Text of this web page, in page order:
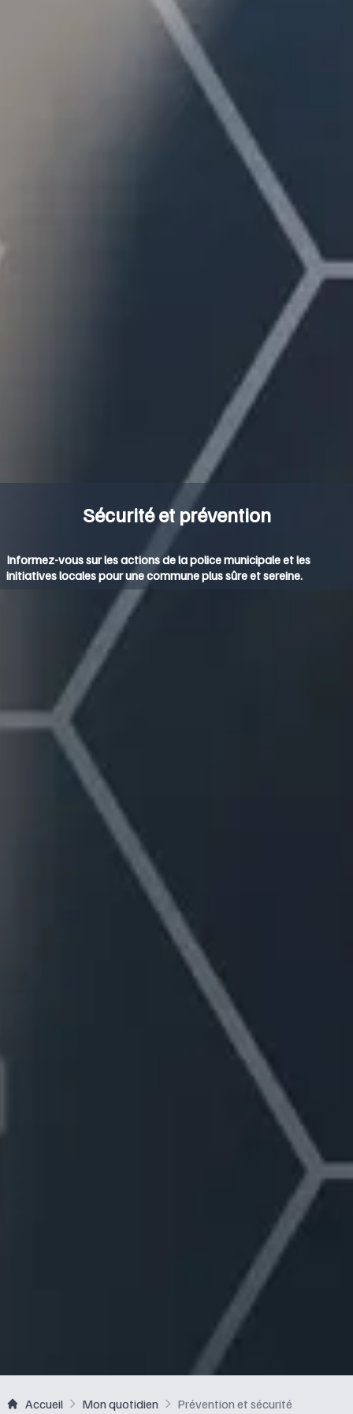
Sécurité et prévention
Informez-vous sur les actions de la police municipale et les
initiatives locales pour une commune plus sûre et sereine.
Accueil Mon quotidien Prévention et sécurité